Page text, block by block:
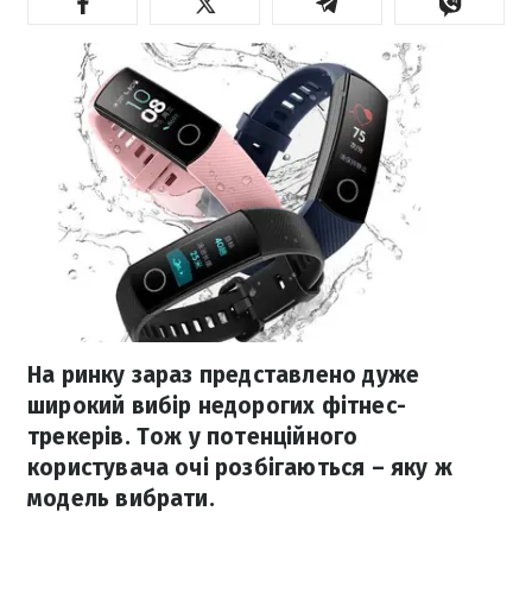
На ринку зараз представлено дуже
широкий вибір недорогих фітнес-
трекерів. Тож у потенційного
користувача очі розбігаються – яку ж
модель вибрати.